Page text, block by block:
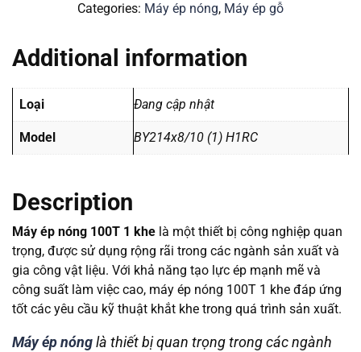
Categories: Máy ép nóng, Máy ép gỗ
Description
Máy ép nóng 100T 1 khe là một thiết bị công nghiệp quan
trọng, được sử dụng rộng rãi trong các ngành sản xuất và
gia công vật liệu. Với khả năng tạo lực ép mạnh mẽ và
công suất làm việc cao, máy ép nóng 100T 1 khe đáp ứng
tốt các yêu cầu kỹ thuật khắt khe trong quá trình sản xuất.
Máy ép nóng là thiết bị quan trọng trong các ngành
Additional information
Loại Đang cập nhật
Model BY214x8/10 (1) H1RC